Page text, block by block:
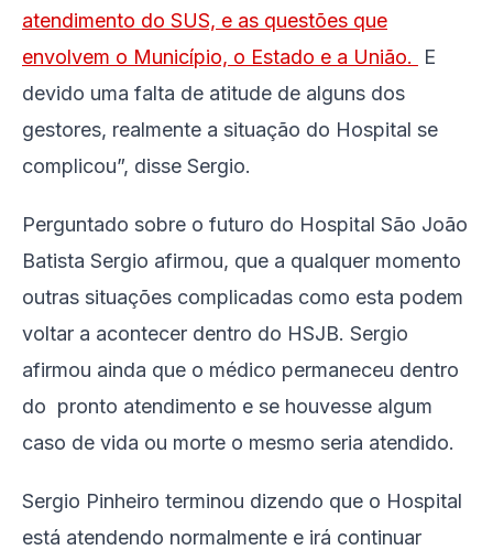
atendimento do SUS, e as questões que
envolvem o Município, o Estado e a União.
E
devido uma falta de atitude de alguns dos
gestores, realmente a situação do Hospital se
complicou”, disse Sergio.
Perguntado sobre o futuro do Hospital São João
Batista Sergio afirmou, que a qualquer momento
outras situações complicadas como esta podem
voltar a acontecer dentro do HSJB. Sergio
afirmou ainda que o médico permaneceu dentro
do pronto atendimento e se houvesse algum
caso de vida ou morte o mesmo seria atendido.
Sergio Pinheiro terminou dizendo que o Hospital
está atendendo normalmente e irá continuar